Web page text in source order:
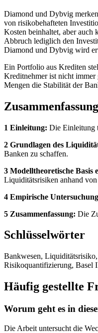
Diamond und Dybvig
von risikobehafteten
Kosten beinhaltet, aber auch
Abbruch lediglich den
Diamond und Dybvig wird
Ein Portfolio aus Krediten
Kreditnehmer ist nicht immer
Mengen die Stabilität der
1 Einleitung: Die Einleitung
2 Grundlagen des
Banken zu schaffen.
3 Modelltheoretische Basis
Liquiditätsrisiken anhand
4 Empirische
5 Zusammenfassung: Die
Schlüsselwörter
Bankwesen,
Risikoquantifizierung, Basel
Häufig gestellte
Worum geht es in
Die Arbeit untersucht die